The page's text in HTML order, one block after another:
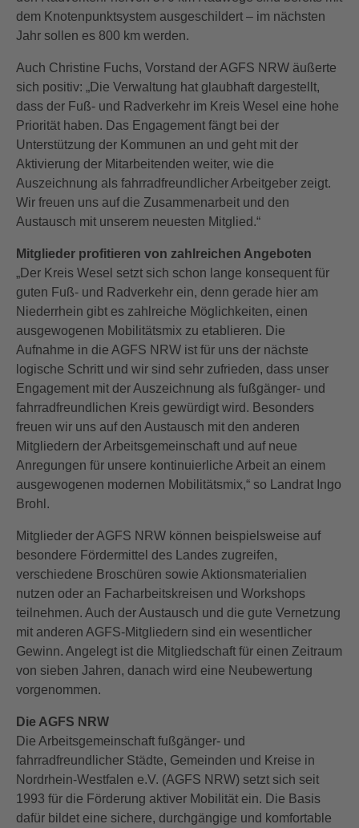
dem Knotenpunktsystem ausgeschildert – im nächsten
Jahr sollen es 800 km werden.
Auch Christine Fuchs, Vorstand der AGFS NRW äußerte
sich positiv: „Die Verwaltung hat glaubhaft dargestellt,
dass der Fuß- und Radverkehr im Kreis Wesel eine hohe
Priorität haben. Das Engagement fängt bei der
Unterstützung der Kommunen an und geht mit der
Aktivierung der Mitarbeitenden weiter, wie die
Auszeichnung als fahrradfreundlicher Arbeitgeber zeigt.
Wir freuen uns auf die Zusammenarbeit und den
Austausch mit unserem neuesten Mitglied.“
Mitglieder profitieren von zahlreichen Angeboten
„Der Kreis Wesel setzt sich schon lange konsequent für
guten Fuß- und Radverkehr ein, denn gerade hier am
Niederrhein gibt es zahlreiche Möglichkeiten, einen
ausgewogenen Mobilitätsmix zu etablieren. Die
Aufnahme in die AGFS NRW ist für uns der nächste
logische Schritt und wir sind sehr zufrieden, dass unser
Engagement mit der Auszeichnung als fußgänger- und
fahrradfreundlichen Kreis gewürdigt wird. Besonders
freuen wir uns auf den Austausch mit den anderen
Mitgliedern der Arbeitsgemeinschaft und auf neue
Anregungen für unsere kontinuierliche Arbeit an einem
ausgewogenen modernen Mobilitätsmix,“ so Landrat Ingo
Brohl.
Mitglieder der AGFS NRW können beispielsweise auf
besondere Fördermittel des Landes zugreifen,
verschiedene Broschüren sowie Aktionsmaterialien
nutzen oder an Facharbeitskreisen und Workshops
teilnehmen. Auch der Austausch und die gute Vernetzung
mit anderen AGFS-Mitgliedern sind ein wesentlicher
Gewinn. Angelegt ist die Mitgliedschaft für einen Zeitraum
von sieben Jahren, danach wird eine Neubewertung
vorgenommen.
Die AGFS NRW
Die Arbeitsgemeinschaft fußgänger- und
fahrradfreundlicher Städte, Gemeinden und Kreise in
Nordrhein-Westfalen e.V. (AGFS NRW) setzt sich seit
1993 für die Förderung aktiver Mobilität ein. Die Basis
dafür bildet eine sichere, durchgängige und komfortable